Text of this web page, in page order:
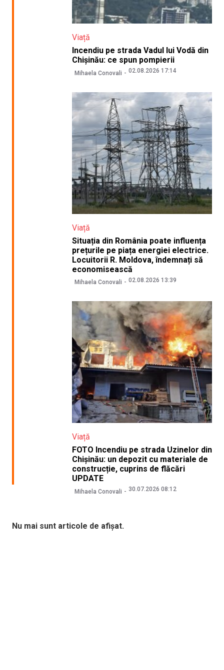
Viață
Incendiu pe strada Vadul lui Vodă din
Chișinău: ce spun pompierii
Mihaela Conovali 02.08.2026 17:14
Viață
Situația din România poate influența
prețurile pe piața energiei electrice.
Locuitorii R. Moldova, îndemnați să
economisească
Mihaela Conovali 02.08.2026 13:39
Viață
FOTO Incendiu pe strada Uzinelor din
Chișinău: un depozit cu materiale de
construcție, cuprins de flăcări
UPDATE
Mihaela Conovali 30.07.2026 08:12
Nu mai sunt articole de afișat.